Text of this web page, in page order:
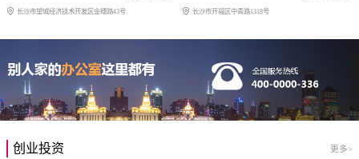
长沙市望城经济技术开发区金穗路43号 长沙市开福区中青路1318号
创业投资 更多>